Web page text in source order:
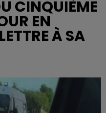
CINQUIÈME
EN
À SA